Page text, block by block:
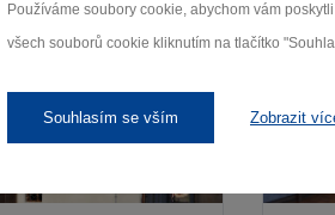
Používáme soubory cookie, abychom vám
všech souborů cookie kliknutím na tlačítko
Souhlasím se vším Zobrazit